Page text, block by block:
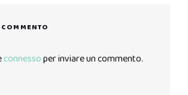
connessoper inviare un commento.